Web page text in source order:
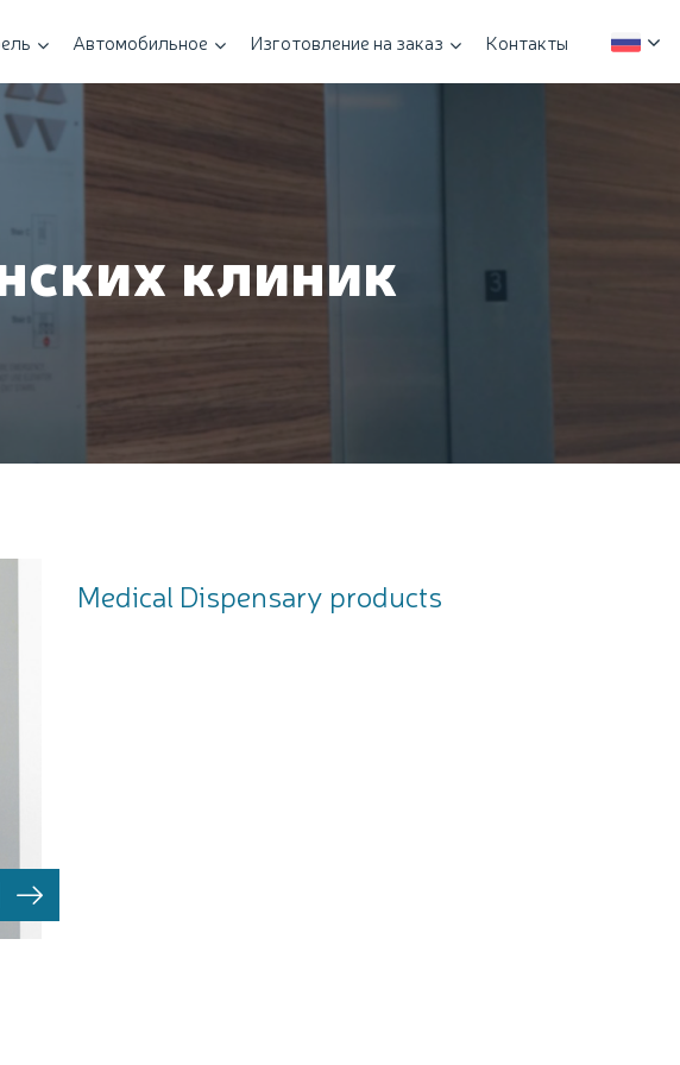
Автомобильное Изготовление на заказ Контакты
клиник
Medical Dispensary products